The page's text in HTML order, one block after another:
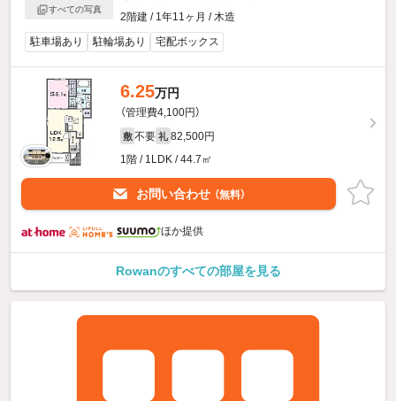
すべての写真
2階建 / 1年11ヶ月 / 木造
駐車場あり
駐輪場あり 宅配ボックス
6.25万円
（管理費4,100円）
敷 不要 礼 82,500円
1階 / 1LDK / 44.7㎡
お問い合わせ （無料）
ほか提供
Rowanのすべての部屋を見る